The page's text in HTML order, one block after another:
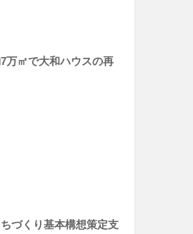
万㎡で大和ハウスの再
づくり基本構想策定支